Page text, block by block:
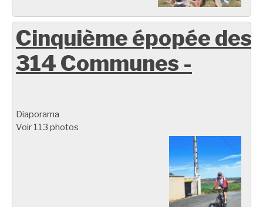
Cinquième épopée des
314 Communes -
Diaporama
Voir 113 photos